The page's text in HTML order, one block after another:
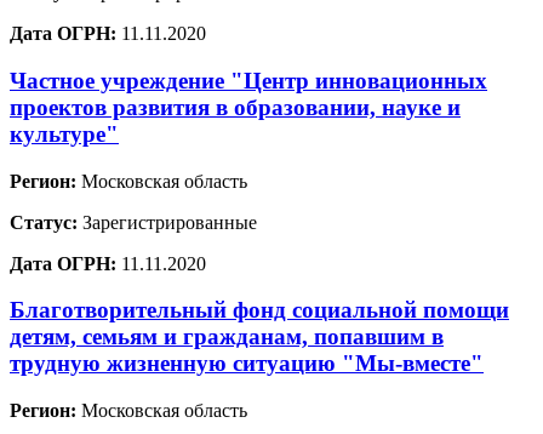
Дата ОГРН: 11.11.2020
Частное учреждение "Центр инновационных
проектов развития в образовании, науке и
культуре"
Регион: Московская область
Статус: Зарегистрированные
Дата ОГРН: 11.11.2020
Благотворительный фонд социальной помощи
детям, семьям и гражданам, попавшим в
трудную жизненную ситуацию "Мы-вместе"
Регион: Московская область